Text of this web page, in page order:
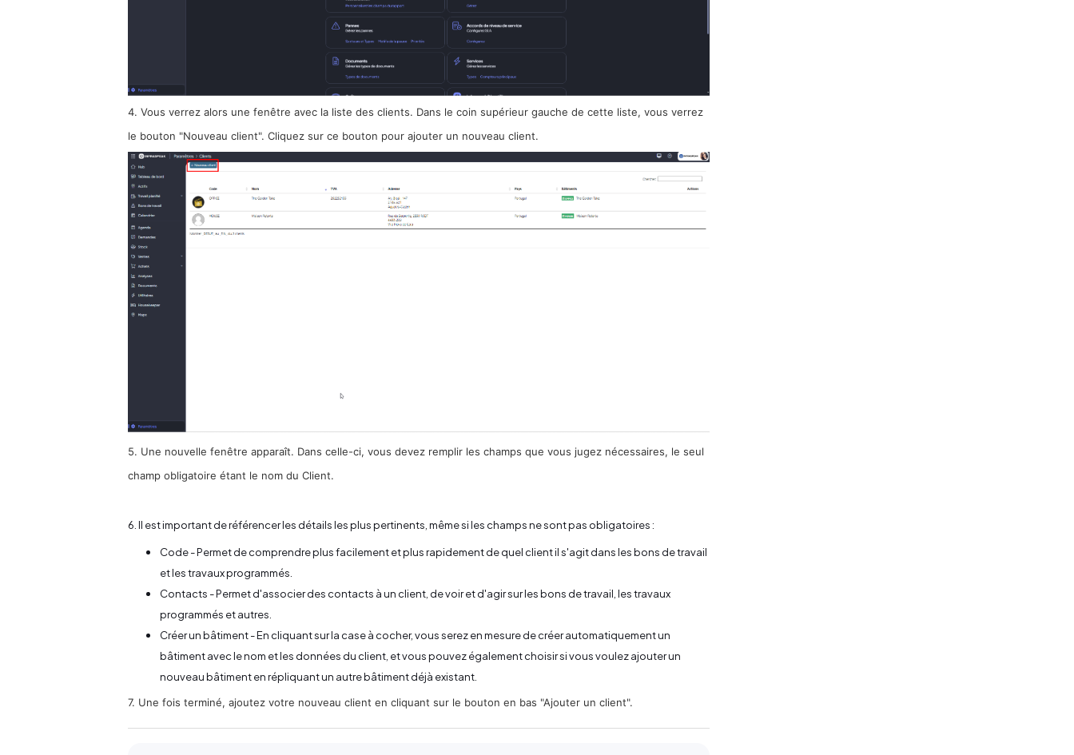
4. Vous verrez alors une fenêtre avec la liste des clients. Dans le coin supérieur gauche de cette liste, vous verrez
le bouton "Nouveau client". Cliquez sur ce bouton pour ajouter un nouveau client.
5. Une nouvelle fenêtre apparaît. Dans celle-ci, vous devez remplir les champs que vous jugez nécessaires, le seul
champ obligatoire étant le nom du Client.
6. Il est important de référencer les détails les plus pertinents, même si les champs ne sont pas obligatoires :
Code - Permet de comprendre plus facilement et plus rapidement de quel client il s'agit dans les bons de travail
et les travaux programmés.
Contacts - Permet d'associer des contacts à un client, de voir et d'agir sur les bons de travail, les travaux
programmés et autres.
Créer un bâtiment - En cliquant sur la case à cocher, vous serez en mesure de créer automatiquement un
bâtiment avec le nom et les données du client, et vous pouvez également choisir si vous voulez ajouter un
nouveau bâtiment en répliquant un autre bâtiment déjà existant.
7. Une fois terminé, ajoutez votre nouveau client en cliquant sur le bouton en bas "Ajouter un client".